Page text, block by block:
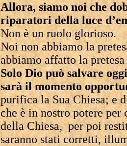
Allora, siamo noi che
riparatori della luce
Non è un ruolo glorioso.
Noi non abbiamo la
abbiamo affatto la
Solo Dio può salvare
sarà il momento
purifica la Sua Chiesa; e
che è in nostro potere
della Chiesa, per poi
saranno stati corretti,